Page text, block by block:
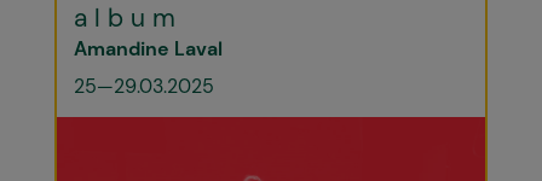
a l b u m
Amandine Laval
25—29.03.2025